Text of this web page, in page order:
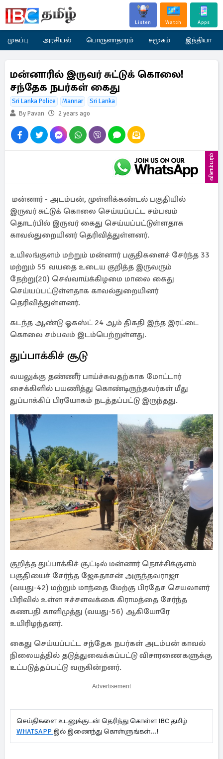
Listen Watch Apps
முகப்பு அரசியல் பொருளாதாரம் சமூகம் இந்தியா
மன்னாரில் இருவர் சுட்டுக் கொலை!
சந்தேக நபர்கள் கைது
Sri Lanka Police Mannar
Sri Lanka
By Pavan
2 years ago
விளம்பரம்
மன்னார் - அடம்பன், முள்ளிக்கண்டல் பகுதியில்
இருவர் சுட்டுக் கொலை செய்யப்பட்ட சம்பவம்
தொடர்பில் இருவர் கைது செய்யப்பட்டுள்ளதாக
காவல்துறையினர் தெரிவித்துள்ளனர்.
உயிலங்குளம் மற்றும் மன்னார் பகுதிகளைச் சேர்ந்த 33
மற்றும் 55 வயதை உடைய குறித்த இருவரும்
நேற்று(20) செவ்வாய்க்கிழமை மாலை கைது
செய்யப்பட்டுள்ளதாக காவல்துறையினர்
தெரிவித்துள்ளனர்.
கடந்த ஆண்டு ஓகஸ்ட் 24 ஆம் திகதி இந்த இரட்டை
கொலை சம்பவம் இடம்பெற்றுள்ளது.
துப்பாக்கிச் சூடு
வயலுக்கு தண்ணீர் பாய்ச்சுவதற்காக மோட்டார்
சைக்கிளில் பயணித்து கொண்டிருந்தவர்கள் மீது
துப்பாக்கிப் பிரயோகம் நடத்தப்பட்டு இருந்தது.
குறித்த துப்பாக்கிச் சூட்டில் மன்னார் நொச்சிக்குளம்
பகுதியைச் சேர்ந்த ஜேசுதாசன் அருந்தவராஜா
(வயது-42) மற்றும் மாந்தை மேற்கு பிரதேச செயலாளர்
பிரிவில் உள்ள ஈச்சளவக்கை கிராமத்தை சேர்ந்த
கணபதி காளிமுத்து (வயது-56) ஆகியோரே
உயிரிழந்தனர்.
கைது செய்யப்பட்ட சந்தேக நபர்கள் அடம்பன் காவல்
நிலையத்தில் தடுத்துவைக்கப்பட்டு விசாரணைகளுக்கு
உட்படுத்தப்பட்டு வருகின்றனர்.
Advertisement
செய்திகளை உடனுக்குடன் தெரிந்து கொள்ள IBC தமிழ்
WHATSAPP இல் இணைந்து கொள்ளுங்கள்...!